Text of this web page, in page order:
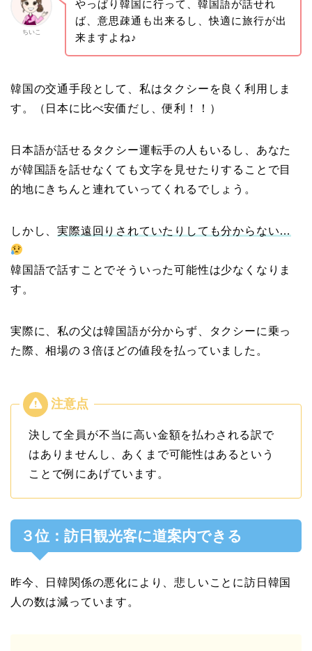
ちいこ
やっぱり韓国に行って、韓国語が話せれ
ば、意思疎通も出来るし、快適に旅行が出
来ますよね♪
韓国の交通手段として、私はタクシーを良く利用しま
す。（日本に比べ安価だし、便利！！）
日本語が話せるタクシー運転手の人もいるし、あなた
が韓国語を話せなくても文字を見せたりすることで目
的地にきちんと連れていってくれるでしょう。
しかし、実際遠回りされていたりしても分からない…
韓国語で話すことでそういった可能性は少なくなりま
す。
実際に、私の父は韓国語が分からず、タクシーに乗っ
た際、相場の３倍ほどの値段を払っていました。
決して全員が不当に高い金額を払わされる訳で
はありませんし、あくまで可能性はあるという
ことで例にあげています。
３位：訪日観光客に道案内できる
昨今、日韓関係の悪化により、悲しいことに訪日韓国
人の数は減っています。